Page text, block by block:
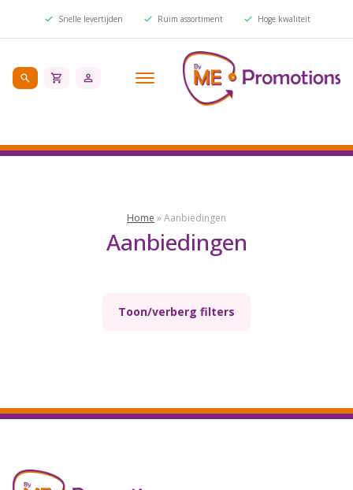
Snelle levertijden Ruim assortiment Hoge kwaliteit
Home »Aanbiedingen
Aanbiedingen
Toon/verberg filters